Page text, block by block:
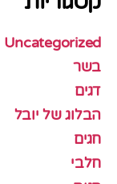
Uncategorized
בשר
דגים
הבלוג של יובל
חגים
חלבי